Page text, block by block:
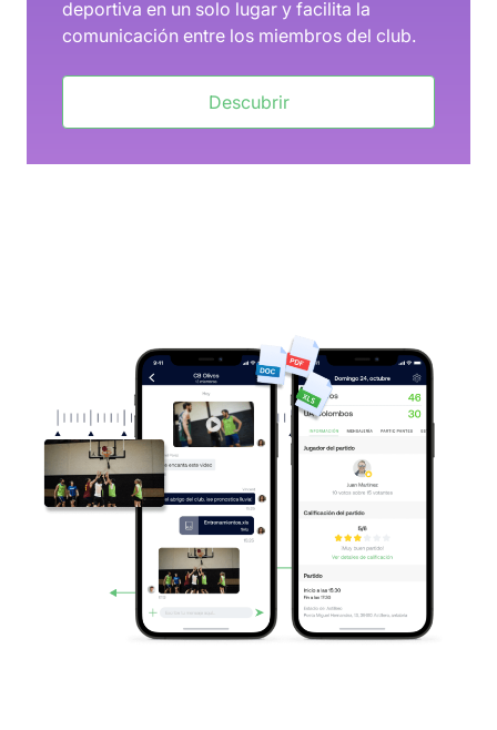
deportiva en un solo lugar y facilita la
comunicación entre los miembros del club.
Descubrir